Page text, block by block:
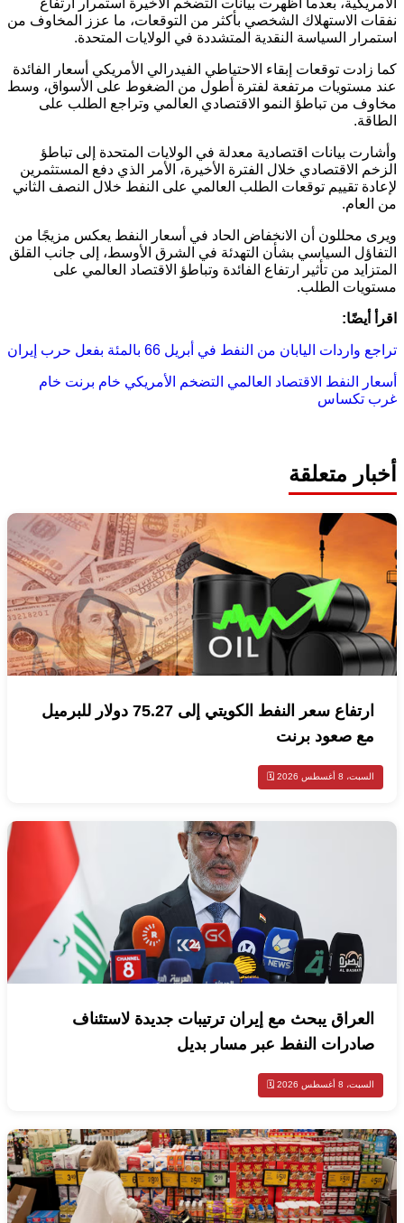
نفقات الاستهلاك الشخصي بأكثر من التوقعات، ما عزز المخاوف من
استمرار السياسة النقدية المتشددة في الولايات المتحدة.
كما زادت توقعات إبقاء الاحتياطي الفيدرالي الأمريكي أسعار الفائدة
عند مستويات مرتفعة لفترة أطول من الضغوط على الأسواق، وسط
مخاوف من تباطؤ النمو الاقتصادي العالمي وتراجع الطلب على
الطاقة.
وأشارت بيانات اقتصادية معدلة في الولايات المتحدة إلى تباطؤ
الزخم الاقتصادي خلال الفترة الأخيرة، الأمر الذي دفع المستثمرين
لإعادة تقييم توقعات الطلب العالمي على النفط خلال النصف الثاني
من العام.
ويرى محللون أن الانخفاض الحاد في أسعار النفط يعكس مزيجًا من
التفاؤل السياسي بشأن التهدئة في الشرق الأوسط، إلى جانب القلق
المتزايد من تأثير ارتفاع الفائدة وتباطؤ الاقتصاد العالمي على
مستويات الطلب.
اقرأ أيضًا:
تراجع واردات اليابان من النفط في أبريل 66 بالمئة بفعل حرب إيران
أسعار النفط الاقتصاد العالمي التضخم الأمريكي خام برنت خام
غرب تكساس
أخبار متعلقة
ارتفاع سعر النفط الكويتي إلى 75.27 دولار للبرميل
مع صعود برنت
السبت، 8 أغسطس 2026 🗓️
العراق يبحث مع إيران ترتيبات جديدة لاستئناف
صادرات النفط عبر مسار بديل
السبت، 8 أغسطس 2026 🗓️